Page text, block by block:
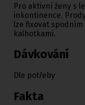
Pro aktivní ženy s
inkontinence.
lze fixovat
kalhotkami.
Dávkování
Dle potřeby
Fakta